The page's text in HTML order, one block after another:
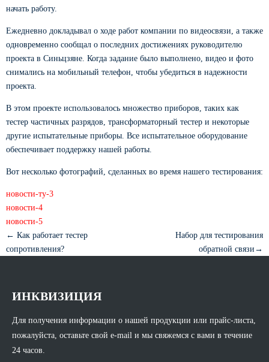
начать работу.
Ежедневно докладывал о ходе работ компании по видеосвязи, а также
одновременно сообщал о последних достижениях руководителю
проекта в Синьцзяне. Когда задание было выполнено, видео и фото
снимались на мобильный телефон, чтобы убедиться в надежности
проекта.
В этом проекте использовалось множество приборов, таких как
тестер частичных разрядов, трансформаторный тестер и некоторые
другие испытательные приборы. Все испытательное оборудование
обеспечивает поддержку нашей работы.
Вот несколько фотографий, сделанных во время нашего тестирования:
← Как работает тестер
сопротивления?
Набор для тестирования
обратной связи→
ИНКВИЗИЦИЯ
Для получения информации о нашей продукции или прайс-листа,
пожалуйста, оставьте свой e-mail и мы свяжемся с вами в течение
24 часов.